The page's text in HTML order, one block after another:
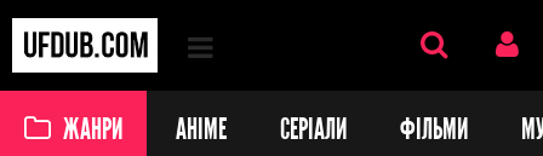
ЖАНРИ АНІМЕ СЕРІАЛИ ФІЛЬМИ